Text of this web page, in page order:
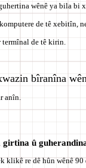
wênê ya bila bi
de tê xebitîn,
de tê kirin.
bîranîna
anîn.
û
klikê re dê hûn wênê 90